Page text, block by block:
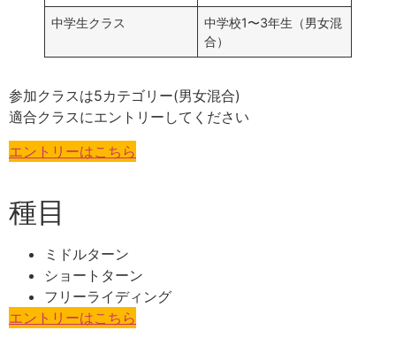
中学生クラス
中学校1〜3年生（男女混
合）
参加クラスは5カテゴリー(男女混合)
適合クラスにエントリーしてください
エントリーはこちら
種目
ミドルターン
ショートターン
フリーライディング
エントリーはこちら